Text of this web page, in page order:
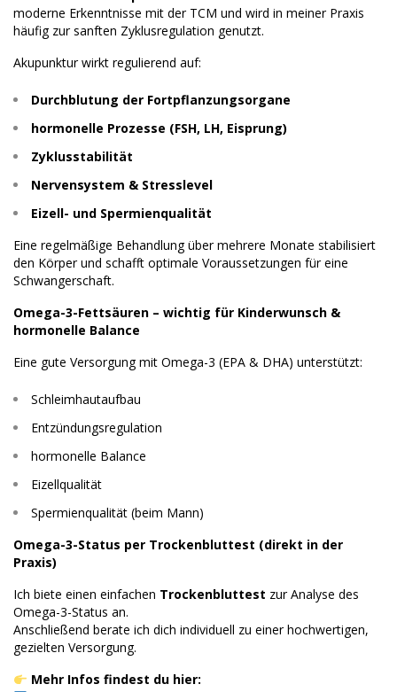
moderne Erkenntnisse mit der TCM und wird in meiner Praxis
häufig zur sanften Zyklusregulation genutzt.
Akupunktur wirkt regulierend auf:
Durchblutung der Fortpflanzungsorgane
hormonelle Prozesse (FSH, LH, Eisprung)
Zyklusstabilität
Nervensystem & Stresslevel
Eizell- und Spermienqualität
Eine regelmäßige Behandlung über mehrere Monate stabilisiert
den Körper und schafft optimale Voraussetzungen für eine
Schwangerschaft.
Omega-3-Fettsäuren – wichtig für Kinderwunsch &
hormonelle Balance
Eine gute Versorgung mit Omega-3 (EPA & DHA) unterstützt:
Schleimhautaufbau
Entzündungsregulation
hormonelle Balance
Eizellqualität
Spermienqualität (beim Mann)
Omega-3-Status per Trockenbluttest (direkt in der
Praxis)
Ich biete einen einfachen Trockenbluttest zur Analyse des
Omega-3-Status an.
Anschließend berate ich dich individuell zu einer hochwertigen,
gezielten Versorgung.
Mehr Infos findest du hier: